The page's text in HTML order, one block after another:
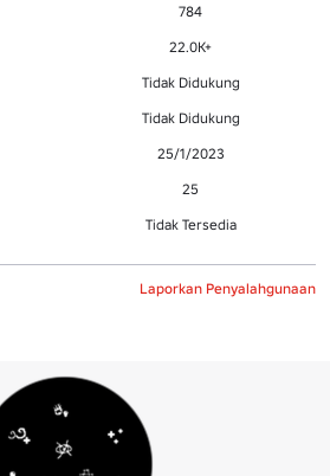
784
22.0K+
Tidak Didukung
Tidak Didukung
25/1/2023
25
Tidak Tersedia
Laporkan Penyalahgunaan